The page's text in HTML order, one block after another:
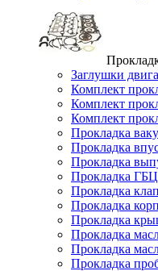
Заглушки
Комплект
Комплект
Комплект
Прокладка
Прокладка
Прокладка
Прокладка ГБЦ
Прокладка
Прокладка
Прокладка
Прокладка
Прокладка
Прокладка